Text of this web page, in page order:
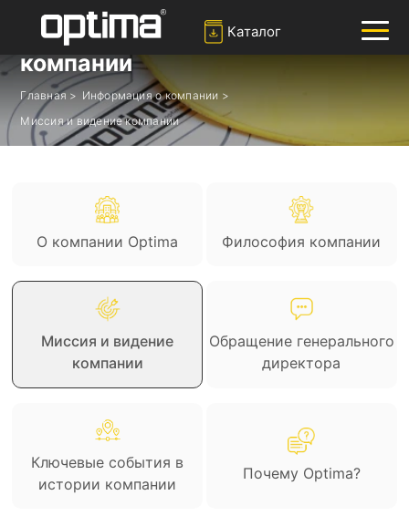
Раздвижные ворота
Каталог
Миссия и видение
компании
Главная > Информация о компании >
Миссия и видение компании
О компании Optima Философия компании
Миссия и видение
компании
Обращение генерального
директора
Ключевые события в
истории компании
Почему Optima?